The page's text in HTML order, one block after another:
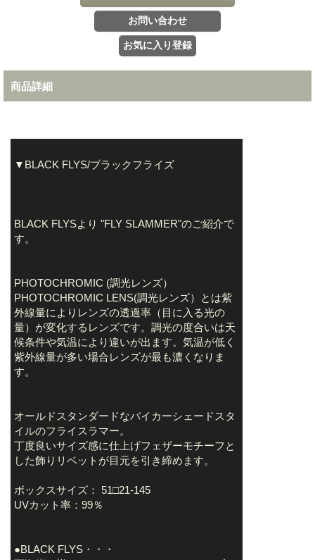
商品詳細
▼BLACK FLYS/ブラックフライズ
BLACK FLYSより "FLY SLAMMER"のご紹介で
す。
PHOTOCHROMIC (調光レンズ）
PHOTOCHROMIC LENS(調光レンズ）とは紫
外線量によりレンズの透過率（目に入る光の
量）が変化するレンズです。調光の度合いは天
候条件や気温により違いが出ます。気温が低く
紫外線量が多い場合レンズが最も濃くなりま
す。
オールドスタンダードなバイカーシェードスタ
イルのフライスラマー。
丁度良いサイズ感に仕上げフェザーモチーフと
した飾りリベットが目元を引き締めます。
ボックスサイズ： 51□21-145
UVカット率：99％
●BLACK FLYS・・・